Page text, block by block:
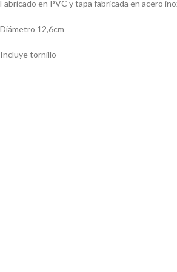
Fabricado en PVC y tapa fabricada en acero
Diámetro 12,6cm
Incluye tornillo